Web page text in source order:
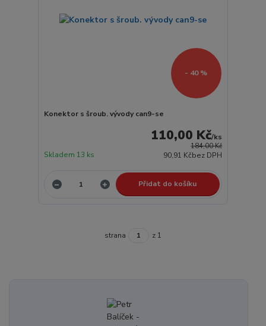
- 40 %
Konektor s šroub. vývody can9-se
184,00 Kč
110,00 Kč/ks
90,91 Kčbez DPH
Skladem 13 ks
Přidat do košíku
strana z 1